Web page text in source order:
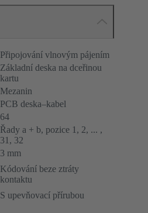
Připojování vlnovým pájením
Základní deska na dceřinou
kartu
Mezanin
PCB deska–kabel
64
Řady a + b, pozice 1, 2, ... ,
31, 32
3 mm
Kódování beze ztráty
kontaktu
S upevňovací přírubou